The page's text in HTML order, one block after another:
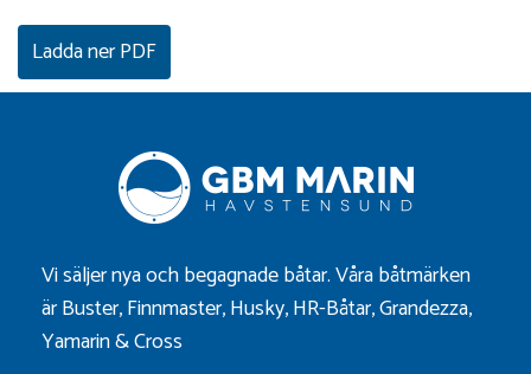
Ladda ner PDF
Vi säljer nya och begagnade båtar. Våra båtmärken
ärBuster,Finnmaster,Husky,HR-Båtar,Grandezza,
Yamarin&Cross